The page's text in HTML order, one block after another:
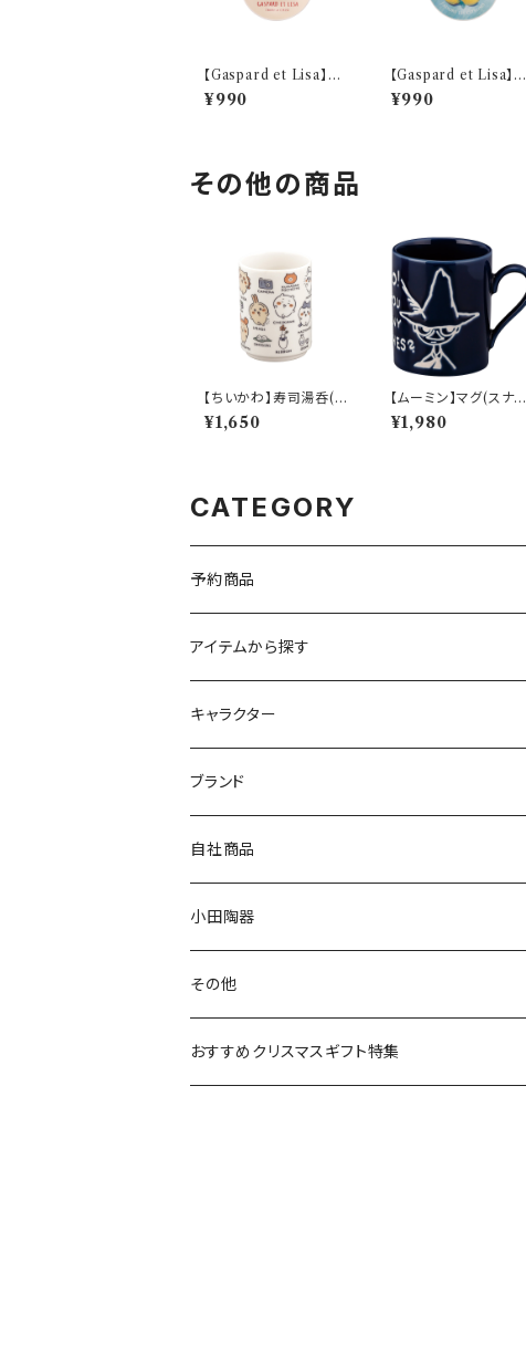
【Gaspard et Lisa】豆
皿(チェリー)【LG170】
LG171-333
¥990
【Gaspard et Lisa】豆
皿(シトロン)【LG170】
LG173-333
¥990
その他の商品
【ちいかわ】寿司湯呑(日
常)【CKW50】CKW51
-327
¥1,650
【ムーミン】マグ(スナフ
キン）【MM9000】M
M9003-11
¥1,980
CATEGORY
予約商品
アイテムから探す
九谷焼
マグ＆カップ
プレート
ボウル
ガラスウェア
カトラリー
キャラクター
ムーミン
80th記念アイテム
リトルミイの日記念アイテム
MOOMIN ANIMATION
スヌーピー
ピーターラビット
ポケットモンスター
ブランド
LA AMYS(エミーズ)
LISA LARSON(リサラーソン)
LAURA ASHLEY(ローラ アシュレイ)
Finlayson(フィンレイソン)
自社商品
ねこ企画
Cecera(セセラ)
CELEC(セレック)
小田陶器
さざなみ
吉祥
その他
リサイクル食器
おすすめクリスマスギフト特集